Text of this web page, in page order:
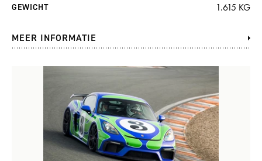
GEWICHT 1.615 KG
MEER INFORMATIE